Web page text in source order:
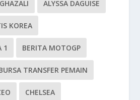
ALYSSA DAGUISE
KOREA
1 BERITA MOTOGP
TRANSFER PEMAIN
CHELSEA